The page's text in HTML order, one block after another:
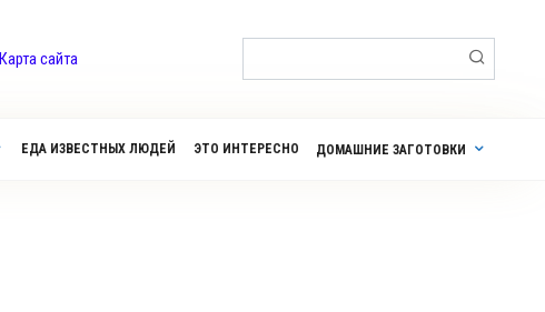
Карта сайта
ЕДА ИЗВЕСТНЫХ ЛЮДЕЙ ЭТО ИНТЕРЕСНО ДОМАШНИЕ ЗАГОТОВКИ